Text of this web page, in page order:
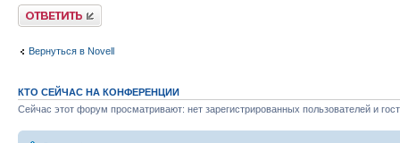
Ответить
Вернуться в Novell
КТО СЕЙЧАС НА КОНФЕРЕНЦИИ
Сейчас этот форум просматривают: нет зарегистрированных пользователей и